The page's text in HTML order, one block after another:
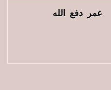
عمر دفع الله